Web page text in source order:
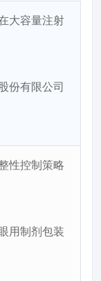
大容量注射
份有限公司
性控制策略
用制剂包装